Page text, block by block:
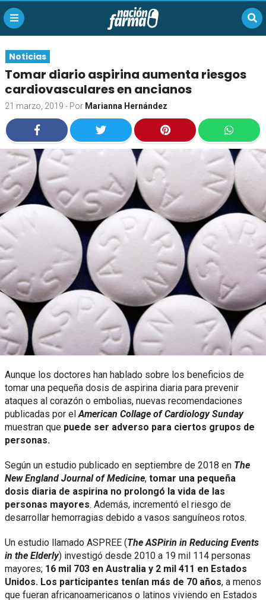
Noticias
Tomar diario aspirina aumenta riesgos
cardiovasculares en ancianos
21 marzo, 2019 - Por Marianna Hernández
Aunque los doctores han hablado sobre los beneficios de
tomar una pequeña dosis de aspirina diaria para prevenir
ataques al corazón o embolias, nuevas recomendaciones
publicadas por elAmerican Collage of Cardiology Sunday
muestran que puede ser adverso para ciertos grupos de
personas.
Según un estudio publicado en septiembre de 2018 en The
New England Journal of Medicine, tomar una pequeña
dosis diaria de aspirina no prolongó la vida de las
personas mayores. Además, incrementó el riesgo de
desarrollar hemorragias debido a vasos sanguíneos rotos.
Un estudio llamado ASPREE (The ASPirin in Reducing Events
in the Elderly) investigó desde 2010 a 19 mil 114 personas
mayores; 16 mil 703 en Australia y 2 mil 411 en Estados
Unidos. Los participantes tenían más de 70 años, a menos
que fueran africanoamericanos o latinos viviendo en Estados